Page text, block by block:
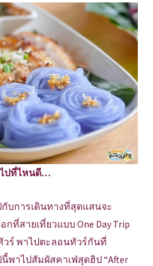
ไปที่ไหนดี…
บการเดินทางที่สุดแสนจะ
ที่สายเที่ยวแบบ One Day Trip
วร์ พาไปตะลอนทัวร์กันที่
พาไปสัมผัสคาเฟ่สุดฮิป “After